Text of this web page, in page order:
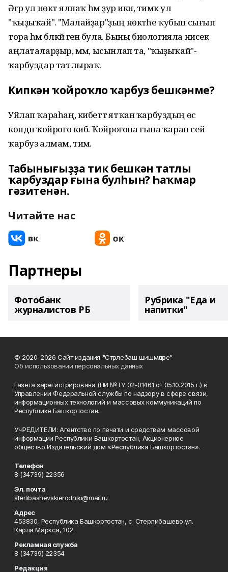
Әгәр ул нөктә ялпаҡ һәм ҙур икән, тимәк ул
"ҡыҙыҡай". "Малайҙар"ҙың нөктәһе ҡубып сығып
тора һәм бәләкәй генә була. Быны биологияла нисек
аңлаталарҙыр, әммә, ысынлап та, "ҡыҙыҡай"-
ҡарбуздар татлыраҡ.
Кипкән ҡойроҡло ҡарбуз бешкәнме?
Уйлап ҡараһаң, кибеттә ятҡан ҡарбуздың өс
көндән ҡойроғо кибә. Ҡойроғона ғына ҡарап сей
ҡарбуз алмам, тимә.
Табынығыҙҙа тик бешкән татлы
ҡарбуздар ғына булһын? Һаҡмар
гәзитенән.
Читайте нас
Партнеры
Фотобанк
журналистов РБ
Рубрика "Еда и
напитки"
© 2020-2026 Сайт издания "Стәрлебаш шишмәләре"
Об использовании персональных данных
Газета зарегистрирована (ПИ №ТУ 02-01461 от 05.10.2015 г.) в
Управлении Федеральной службы по надзору в сфере связи,
информационных технологий и массовых коммуникаций по
Республике Башкортостан.
УЧРЕДИТЕЛИ: Агентство по печати и средствам массовой
информации Республики Башкортостан, Акционерное
общество Издательский дом «Республика Башкортостан».
Телефон
8 (34739) 22356
Эл. почта
sterlibashevskierodniki@mail.ru
Адрес
453830, Республика Башкортостан, c. Стерлибашево,ул.
Карла Маркса, 102.
Рекламная служба
8 (34739) 22354
Редакция